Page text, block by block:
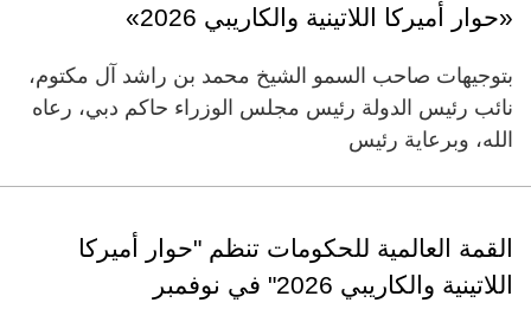
«حوار أميركا اللاتينية والكاريبي 2026»
بتوجيهات صاحب السمو الشيخ محمد بن راشد آل مكتوم،
نائب رئيس الدولة رئيس مجلس الوزراء حاكم دبي، رعاه
الله، وبرعاية رئيس
القمة العالمية للحكومات تنظم "حوار أميركا
اللاتينية والكاريبي 2026" في نوفمبر